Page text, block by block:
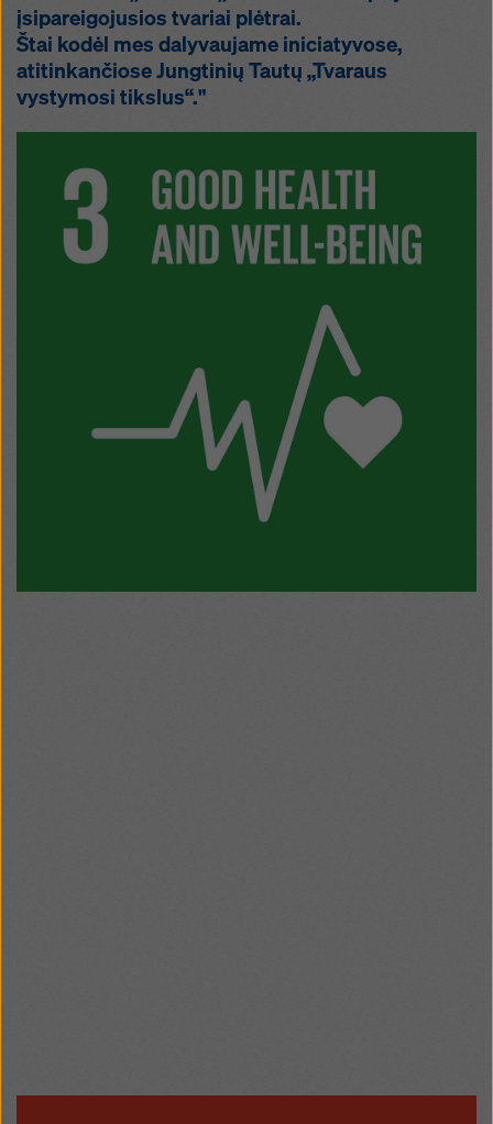
įsipareigojusios tvariai plėtrai.
Štai kodėl mes dalyvaujame iniciatyvose,
atitinkančiose Jungtinių Tautų „Tvaraus
vystymosi tikslus“."